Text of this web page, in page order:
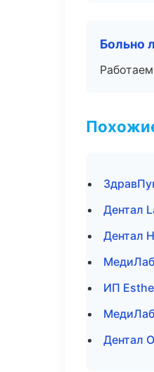
Больно
Дентал
Дентал
ИП
Дентал